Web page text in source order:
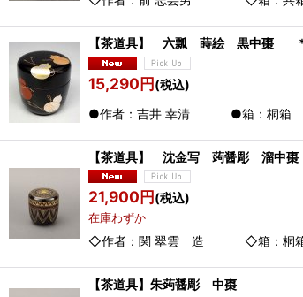
【茶道具】 六瓢 蒔絵 黒中
15,290円(税込)
●作者：吉井 幸清 ●箱：
【茶道具】 沈金写 蒟醤彫 溜
21,900円(税込)
在庫わずか
◇作者：関 翠雲 造 ◇箱：桐箱 関
【茶道具】朱蒟醤彫 中棗